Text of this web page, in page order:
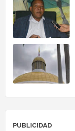
PUBLICIDAD